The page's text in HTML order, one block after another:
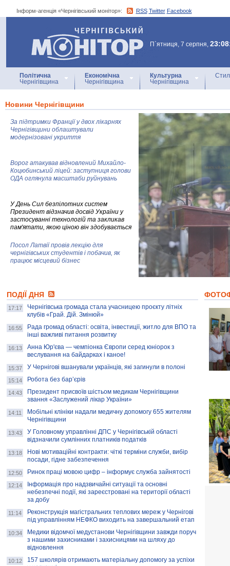
Інформ-агенція «Чернігівський монітор»: RSS Twitter Facebook
Інформ-агенція
«Чернігівський монітор»
П`ятниця, 7 серпня,
Політична
Чернігівщина
Економічна
Чернігівщина
Культурна
Чернігівщина
Новини Чернігівщини
За підтримки Франції у двох лікарнях
Чернігівщини облаштували
модернізовані укриття
Ворог атакував відновлений Михайло-
Коцюбинський ліцей: заступниця голови
ОДА оглянула масштаби руйнувань
У День Сил безпілотних систем
Президент відзначив досвід України у
застосуванні технологій та закликав
пам'ятати, якою ціною він здобувається
Посол Латвії провів лекцію для
чернігівських студентів і побачив, як
працює місцевий бізнес
колекцію про війну, емоції та тварин
AB InBev Efes Україна підтримала
навчальний проєкт "Молодіжна бізнес-
школа", спрямований на розвиток
підприємництва у Чернігівській області
Золота тварина: видання Forbes
написало про чернігівця Патрона: хто і
скільки на ньому заробляє? І куди
витрачають?
ПОДІЇ ДНЯ
17:17
Чернігівська громада стала учасницею проєкту літніх
клубів «Грай. Дій. Змінюй»
16:55
Рада громад області: освіта, інвестиції, житло для ВПО та
інші важливі питання розвитку
16:13
Анна Юр'єва — чемпіонка Європи серед юніорок з
веслування на байдарках і каное!
15:37 У Чернігові вшанували українців, які загинули в полоні
15:14 Робота без бар’єрів
14:43
Президент присвоїв шістьом медикам Чернігівщини
звання «Заслужений лікар України»
14:11
Мобільні клініки надали медичну допомогу 655 жителям
Чернігівщини
13:43
У Головному управлінні ДПС у Чернігівській області
відзначили сумлінних платників податків
13:18
Нові мотиваційні контракти: чіткі терміни служби, вибір
посади, гідне забезпечення
12:50 Ринок праці мовою цифр – інформує служба зайнятості
12:14
Інформація про надзвичайні ситуації та основні
небезпечні події, які зареєстровані на території області
за добу
11:14
Реконструкція магістральних теплових мереж у Чернігові
під управлінням НЕФКО виходить на завершальний етап
10:34
Медики відомчої медустанови Чернігівщини завжди поруч
з нашими захисниками і захисницями на шляху до
відновлення
10:12
157 школярів отримають матеріальну допомогу за успіхи